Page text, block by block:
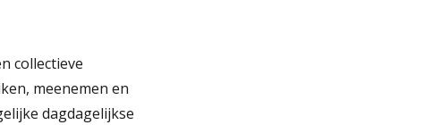
collectieve
meenemen en
dagdagelijkse